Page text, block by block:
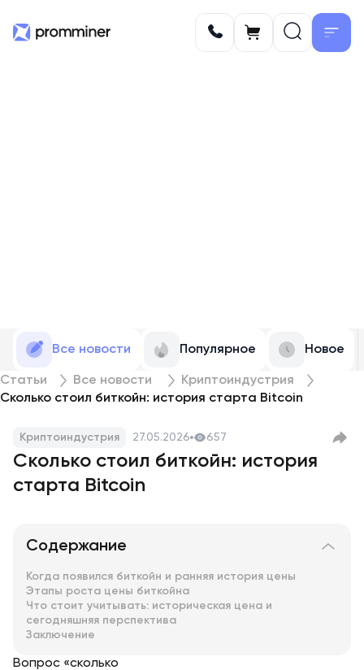
Статьи Все новости
Криптоиндустрия
Сколько стоил биткойн: история старта Bitcoin
Все новости Популярное Новое
Криптоиндустрия 27.05.2026 657
Сколько стоил биткойн: история
старта Bitcoin
Вопрос «сколько
Содержание
Когда появился биткойн и ранняя история цены
Этапы роста цены биткойна
Что стоит учитывать: историческая цена и
сегодняшняя перспектива
Заключение